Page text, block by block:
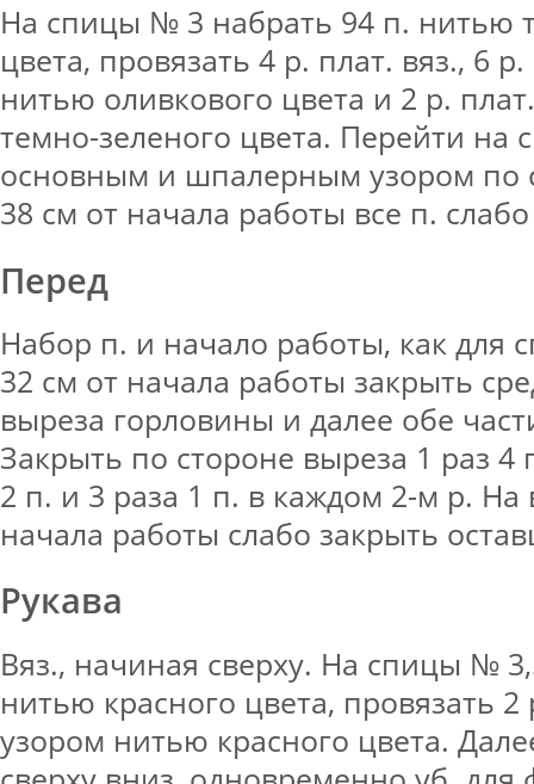
На спицы № 3 набрать 94 п. нитью
цвета, провязать 4 р. плат. вяз., 6
нитью оливкового цвета и 2 р.
темно-зеленого цвета. Перейти на
основным и шпалерным узором по
38 см от начала работы все п.
Перед
Набор п. и начало работы, как для
32 см от начала работы закрыть
выреза горловины и далее обе
Закрыть по стороне выреза 1 раз 4
2 п. и 3 раза 1 п. в каждом 2-м р. На
начала работы слабо закрыть
Рукава
Вяз., начиная сверху. На спицы №
нитью красного цвета, провязать
узором нитью красного цвета.